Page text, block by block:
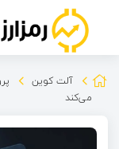
آلت کوین
می‌کند